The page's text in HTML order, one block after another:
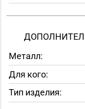
Металл:
Для кого:
Тип изделия: